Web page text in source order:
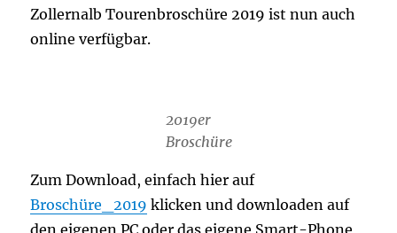
Zollernalb Tourenbroschüre 2019 ist nun auch
online verfügbar.
2019er
Broschüre
Zum Download, einfach hier auf
Broschüre_2019 klicken und downloaden auf
den eigenen PC oder das eigene Smart-Phone